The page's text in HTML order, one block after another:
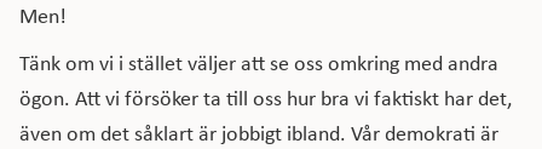
Men!
Tänk om vi i stället väljer att se oss omkring med andra
ögon. Att vi försöker ta till oss hur bra vi faktiskt har det,
även om det såklart är jobbigt ibland. Vår demokrati är